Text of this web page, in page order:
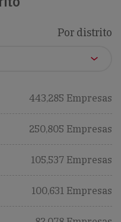
Por distrito
443,285 Empresas
250,805 Empresas
105,537 Empresas
100,631 Empresas